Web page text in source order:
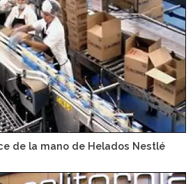
de la mano de Helados Nestlé